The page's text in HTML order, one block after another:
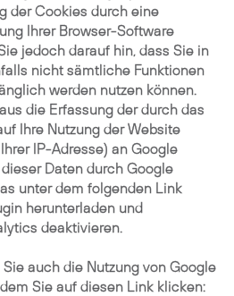
der Cookies durch eine
Ihrer Browser-Software
jedoch darauf hin, dass Sie in
nicht sämtliche Funktionen
werden nutzen können.
die Erfassung der durch das
Ihre Nutzung der Website
IP-Adresse) an Google
Daten durch Google
unter dem folgenden Link
herunterladen und
deaktivieren.
auch die Nutzung von Google
Sie auf diesen Link klicken: